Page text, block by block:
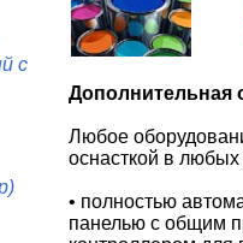
с
Дополнительная
Любое
оснасткой в
• полностью
панелью с общим